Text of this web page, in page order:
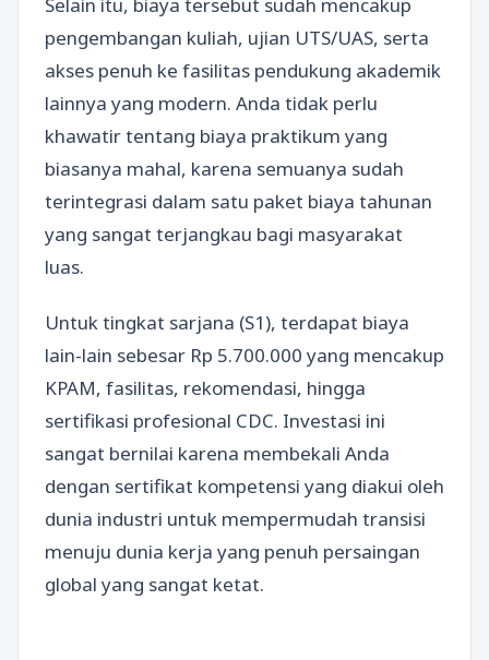
Selain itu, biaya tersebut sudah mencakup
pengembangan kuliah, ujian UTS/UAS, serta
akses penuh ke fasilitas pendukung akademik
lainnya yang modern. Anda tidak perlu
khawatir tentang biaya praktikum yang
biasanya mahal, karena semuanya sudah
terintegrasi dalam satu paket biaya tahunan
yang sangat terjangkau bagi masyarakat
luas.
Untuk tingkat sarjana (S1), terdapat biaya
lain-lain sebesar Rp 5.700.000 yang mencakup
KPAM, fasilitas, rekomendasi, hingga
sertifikasi profesional CDC. Investasi ini
sangat bernilai karena membekali Anda
dengan sertifikat kompetensi yang diakui oleh
dunia industri untuk mempermudah transisi
menuju dunia kerja yang penuh persaingan
global yang sangat ketat.